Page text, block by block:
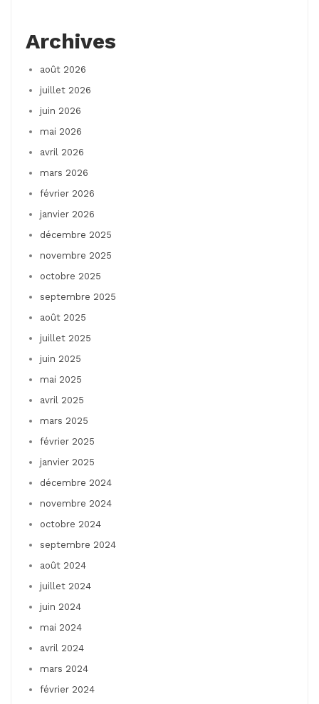
Archives
août 2026
juillet 2026
juin 2026
mai 2026
avril 2026
mars 2026
février 2026
janvier 2026
décembre 2025
novembre 2025
octobre 2025
septembre 2025
août 2025
juillet 2025
juin 2025
mai 2025
avril 2025
mars 2025
février 2025
janvier 2025
décembre 2024
novembre 2024
octobre 2024
septembre 2024
août 2024
juillet 2024
juin 2024
mai 2024
avril 2024
mars 2024
février 2024